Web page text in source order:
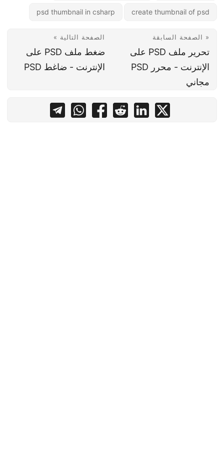
create thumbnail of psd
psd thumbnail in csharp
« الصفحة السابقة
تحرير ملف PSD على
الإنترنت - محرر PSD
مجاني
الصفحة التالية »
ضغط ملف PSD على
الإنترنت - ضاغط PSD